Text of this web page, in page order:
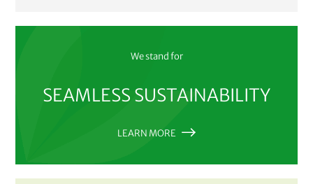
We stand for
SEAMLESS SUSTAINABILITY
LEARN MORE